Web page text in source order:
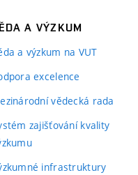
A VÝZKUM
a výzkum na VUT
excelence
vědecká rada
zajišťování kvality
infrastruktury